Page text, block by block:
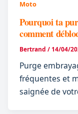
Moto
Pourquoi ta
comment
Bertrand/14/04/
Purge
fréquentes et
saignée de